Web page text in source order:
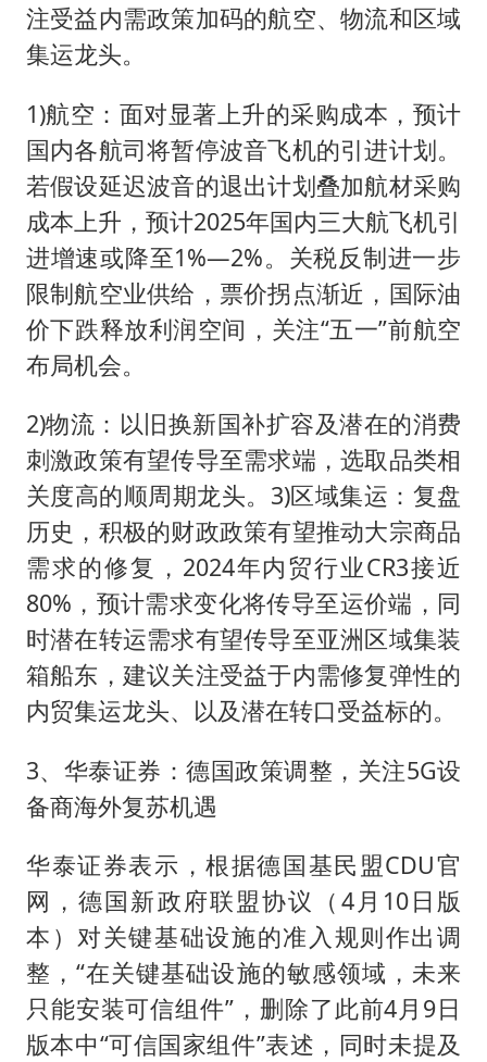
注受益内需政策加码的航空、物流和区域
集运龙头。
1)航空：面对显著上升的采购成本，预计
国内各航司将暂停波音飞机的引进计划。
若假设延迟波音的退出计划叠加航材采购
成本上升，预计2025年国内三大航飞机引
进增速或降至1%—2%。关税反制进一步
限制航空业供给，票价拐点渐近，国际油
价下跌释放利润空间，关注“五一”前航空
布局机会。
2)物流：以旧换新国补扩容及潜在的消费
刺激政策有望传导至需求端，选取品类相
关度高的顺周期龙头。3)区域集运：复盘
历史，积极的财政政策有望推动大宗商品
需求的修复，2024年内贸行业CR3接近
80%，预计需求变化将传导至运价端，同
时潜在转运需求有望传导至亚洲区域集装
箱船东，建议关注受益于内需修复弹性的
内贸集运龙头、以及潜在转口受益标的。
3、华泰证券：德国政策调整，关注5G设
备商海外复苏机遇
华泰证券表示，根据德国基民盟CDU官
网，德国新政府联盟协议（4月10日版
本）对关键基础设施的准入规则作出调
整，“在关键基础设施的敏感领域，未来
只能安装可信组件”，删除了此前4月9日
版本中“可信国家组件”表述，同时未提及